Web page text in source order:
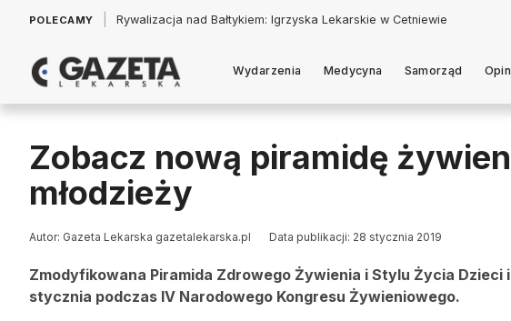
POLECAMY Łukasz Jankowski: Politycy w pogoni za króliczkiem
Wydarzenia Medycyna Samorząd
Zobacz nową piramidę
młodzieży
Autor: Gazeta Lekarska gazetalekarska.pl Data publikacji: 28 stycznia 2019
Zmodyfikowana Piramida Zdrowego Żywienia i Stylu Życia Dzieci
stycznia podczas IV Narodowego Kongresu Żywieniowego.